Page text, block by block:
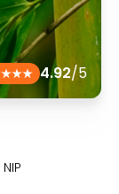
4.92/5
| NIP